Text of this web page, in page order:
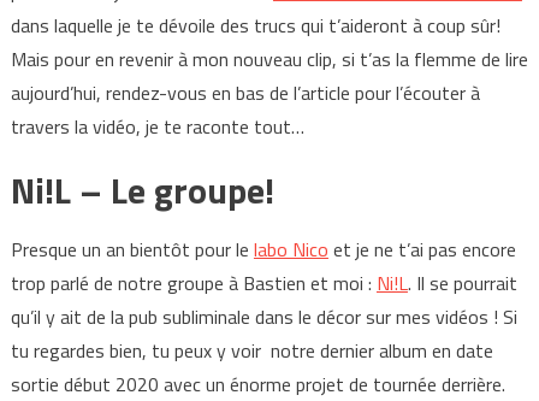
dans laquelle je te dévoile des trucs qui t’aideront à coup sûr!
Mais pour en revenir à mon nouveau clip, si t’as la flemme de lire
aujourd’hui, rendez-vous en bas de l’article pour l’écouter à
travers la vidéo, je te raconte tout…
Ni!L – Le groupe!
Presque un an bientôt pour le labo Nico et je ne t’ai pas encore
trop parlé de notre groupe à Bastien et moi : Ni!L. Il se pourrait
qu’il y ait de la pub subliminale dans le décor sur mes vidéos ! Si
tu regardes bien, tu peux y voir notre dernier album en date
sortie début 2020 avec un énorme projet de tournée derrière.